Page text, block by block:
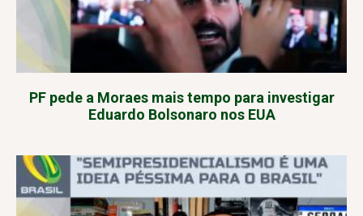
PF pede a Moraes mais tempo para investigar
Eduardo Bolsonaro nos EUA